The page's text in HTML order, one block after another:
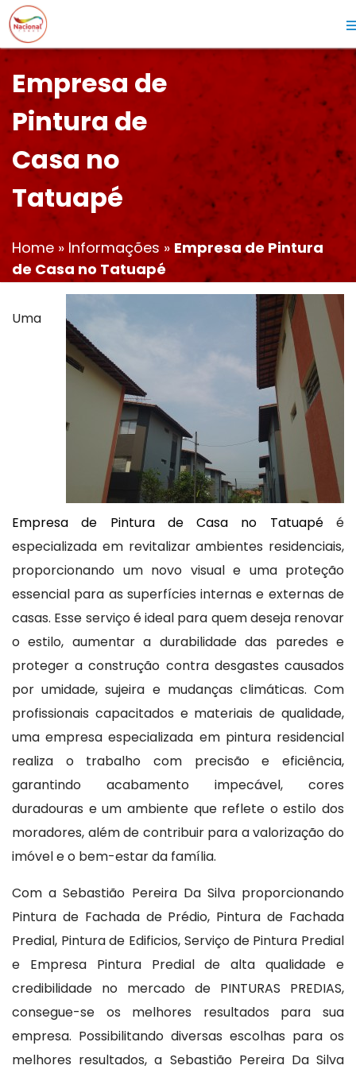
Empresa de
Pintura de
Casa no
Tatuapé
Home » Informações » Empresa de Pintura
de Casa no Tatuapé
Uma
Empresa de Pintura de Casa no Tatuapéé
especializada em revitalizar ambientes residenciais,
proporcionando um novo visual e uma proteção
essencial para as superfícies internas e externas de
casas. Esse serviço é ideal para quem deseja renovar
o estilo, aumentar a durabilidade das paredes e
proteger a construção contra desgastes causados
por umidade, sujeira e mudanças climáticas. Com
profissionais capacitados e materiais de qualidade,
uma empresa especializada em pintura residencial
realiza o trabalho com precisão e eficiência,
garantindo acabamento impecável, cores
duradouras e um ambiente que reflete o estilo dos
moradores, além de contribuir para a valorização do
imóvel e o bem-estar da família.
Com a Sebastião Pereira Da Silva proporcionando
Pintura de Fachada de Prédio, Pintura de Fachada
Predial, Pintura de Edificios, Serviço de Pintura Predial
e Empresa Pintura Predial de alta qualidade e
credibilidade no mercado de PINTURAS PREDIAS,
consegue-se os melhores resultados para sua
empresa. Possibilitando diversas escolhas para os
melhores resultados, a Sebastião Pereira Da Silva